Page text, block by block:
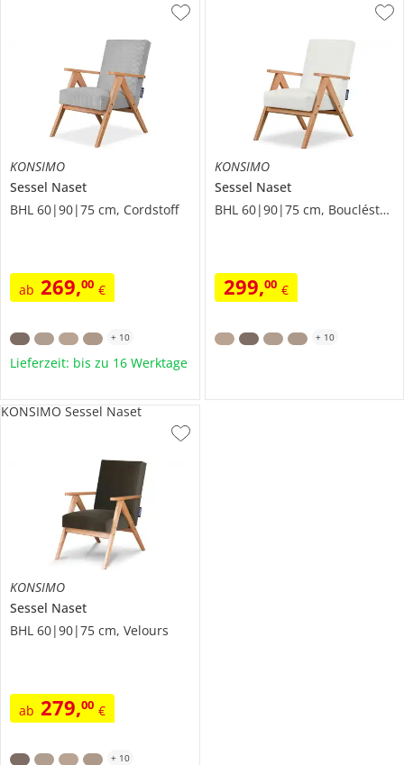
KONSIMO
Sessel Naset
BHL 60|90|75 cm, Cordstoff
ab 269,00 €
+ 10
Lieferzeit: bis zu 16 Werktage
KONSIMO
Sessel Naset
BHL 60|90|75 cm, Boucléstoff
299,00 €
+ 10
KONSIMO
Sessel Naset
BHL 60|90|75 cm, Velours
ab 279,00 €
KONSIMO Sessel Naset
+ 10